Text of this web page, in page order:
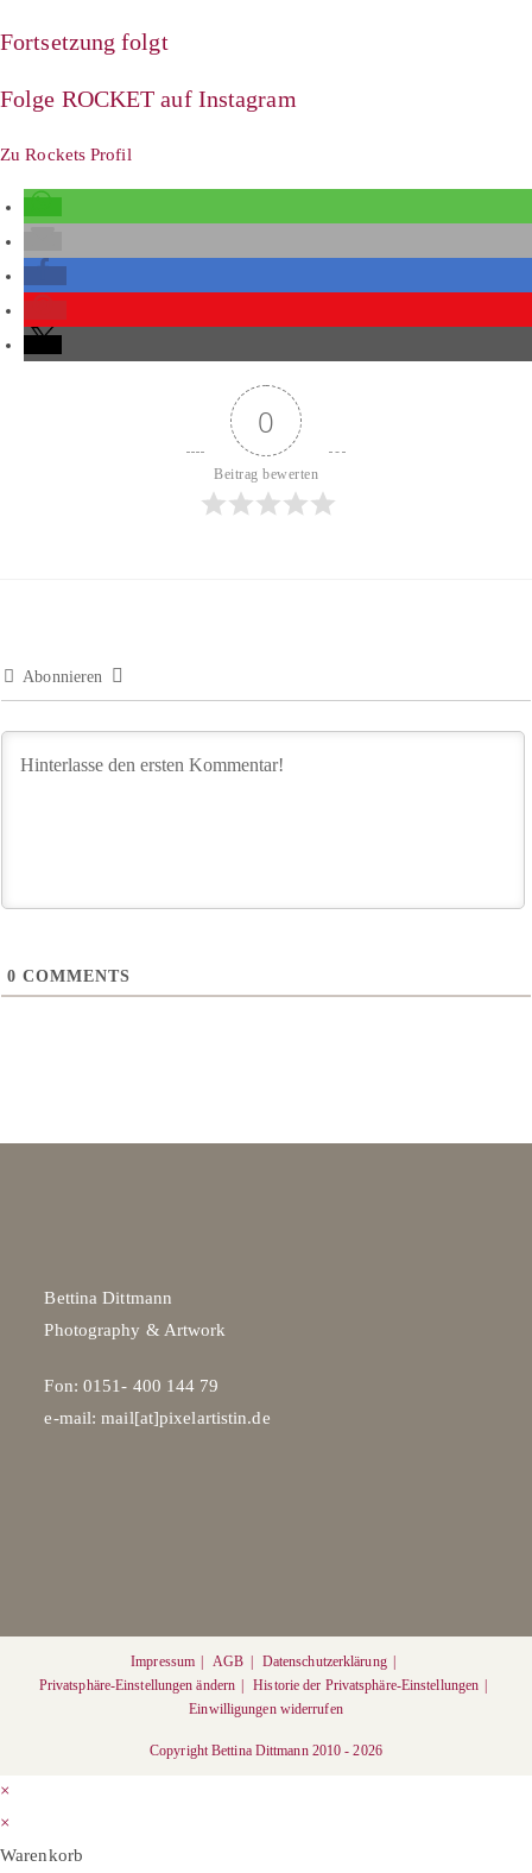
Fortsetzung folgt
Folge ROCKET auf Instagram
Zu Rockets Profil
0
Beitrag bewerten
Abonnieren
0 COMMENTS
Bettina Dittmann
Photography & Artwork
Fon: 0151- 400 144 79
e-mail: mail[at]pixelartistin.de
Impressum AGB
Datenschutzerklärung
Privatsphäre-Einstellungen ändern
Historie der Privatsphäre-Einstellungen
Einwilligungen widerrufen
Copyright Bettina Dittmann 2010 - 2026
×
×
Warenkorb